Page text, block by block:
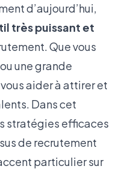
d’aujourd’hui,
très puissant et
Que vous
une grande
aider à attirer et
Dans cet
stratégies efficaces
de recrutement
particulier sur